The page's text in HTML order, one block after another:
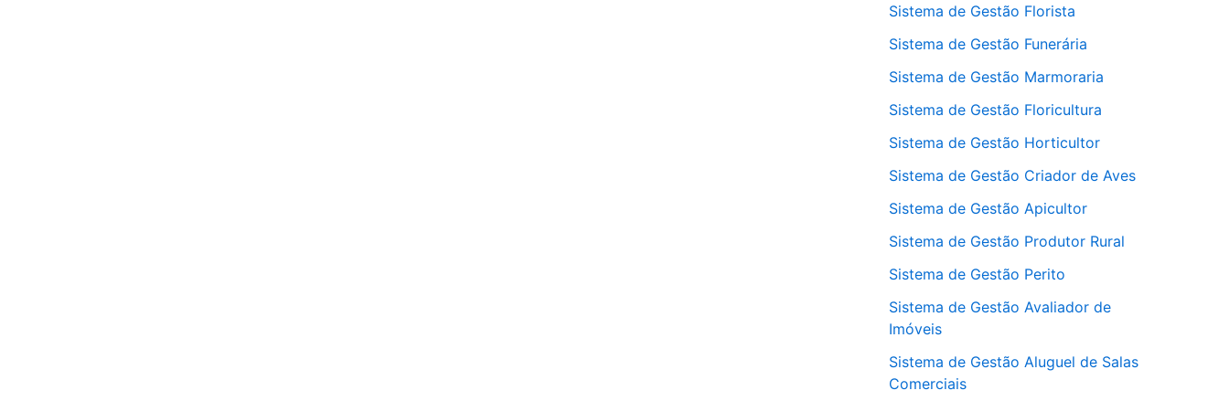
Sistema de Gestão Florista
Sistema de Gestão Funerária
Sistema de Gestão Marmoraria
Sistema de Gestão Floricultura
Sistema de Gestão Horticultor
Sistema de Gestão Criador de Aves
Sistema de Gestão Apicultor
Sistema de Gestão Produtor Rural
Sistema de Gestão Perito
Sistema de Gestão Avaliador de
Imóveis
Sistema de Gestão Aluguel de Salas
Comerciais